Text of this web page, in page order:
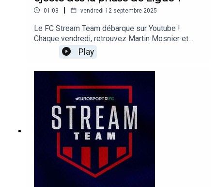
01:03 | vendredi 12 septembre 2025
Le FC Stream Team débarque sur Youtube !
Chaque vendredi, retrouvez Martin Mosnier et
Maxime Dupuis pour évoquer l'actualité du
football. Ligue 1, Ligue des champions,
Retrouvez désormais nos journalistes sur la page
Youtube Eurosport France :
https://www.youtube.com/watch?v=Keol-
Yd1dDc&t=221sA bientôt !
Play